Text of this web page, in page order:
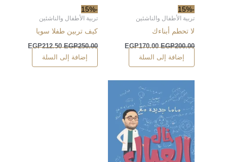
-15%
تربية الأطفال والناشئين
لا تحطم أبناءك
EGP200.00
EGP170.00
إضافة إلى السلة
-15%
تربية الأطفال والناشئين
كيف تربين طفلا سويا
EGP250.00
EGP212.50
إضافة إلى السلة